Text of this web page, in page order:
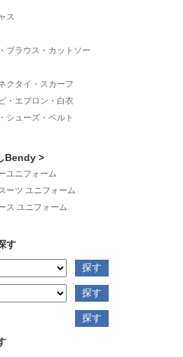
ス
ブラウス・カットソー
クタイ・スカーフ
・エプロン・白衣
シューズ・ベルト
Bendy >
ユニフォーム
ーツ ユニフォーム
ス ユニフォーム
す